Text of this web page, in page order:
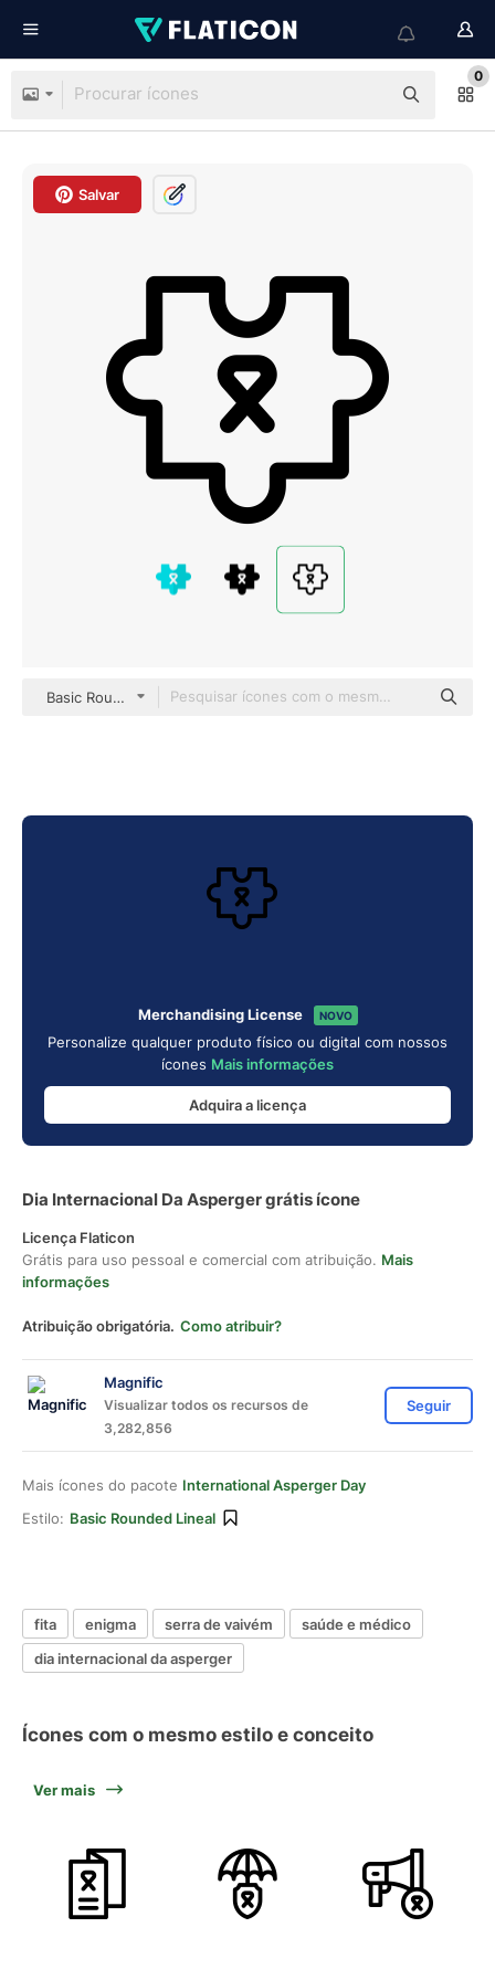
0
Salvar
Basic Rounded Lineal
Merchandising License NOVO
Personalize qualquer produto físico ou digital com nossos
ícones Mais informações
Adquira a licença
Dia Internacional Da Asperger grátis ícone
Licença Flaticon
Grátis para uso pessoal e comercial com atribuição. Mais
informações
Atribuição obrigatória. Como atribuir?
Magnific
Visualizar todos os recursos de
3,282,856
Seguir
Mais ícones do pacote International Asperger Day
Estilo: Basic Rounded Lineal
fita enigma serra de vaivém
saúde e médico
dia internacional da asperger
Ícones com o mesmo estilo e conceito
Ver mais